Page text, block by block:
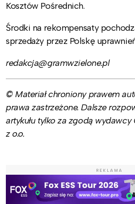
Kosztów Pośrednich.
Środki na rekompensaty
sprzedaży przez Polskę
redakcja@gramwzielone.pl
© Materiał chroniony prawem
prawa zastrzeżone. Dalsze
artykułu tylko za zgodą wydawcy
z o.o.
REKLAMA